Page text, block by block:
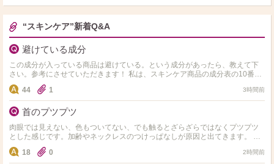
“スキンケア”新着Q&A
避けている成分
この成分が入っている商品は避けている。という成分があったら、教えて下
さい。参考にさせていただきます！ 私は、スキンケア商品の成分表の10番目
以内にアルコール、エタノール、セタノールが入ってい…
44 1 3時間前
首のプツプツ
肉眼では見えない、色もついてない、でも触るとざらざらではなくプツプツ
とした感じです。加齢やネックレスのつけっぱなしが原因と出てきます。 皮
膚科へ行こうと思っていますが、同じような方、市販ではどの…
18 0 2時間前